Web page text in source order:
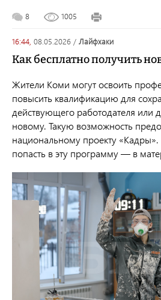
8 1005
16:44, 08.05.2026 / лайфхаки
Как бесплатно получить
Жители Коми могут освоить
повысить квалификацию для
действующего работодателя или
новому. Такую возможность
национальному проекту «Кадры».
попасть в эту программу — в